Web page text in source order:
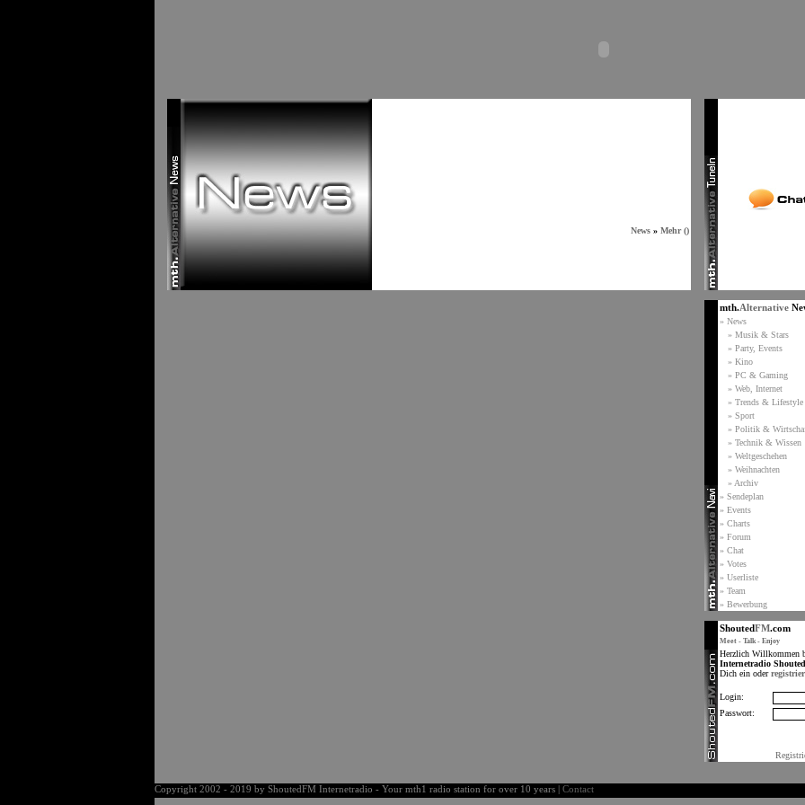
News » Mehr ()
mth.Alternative
» News
» Musik & Stars
» Party, Events
» Kino
» PC & Gaming
» Web, Internet
» Trends & Lifestyle
» Sport
» Politik &
» Technik & Wissen
» Weltgeschehen
» Weihnachten
» Archiv
» Sendeplan
» Events
» Charts
» Forum
» Chat
» Votes
» Userliste
» Team
» Bewerbung
ShoutedFM.com
Meet - Talk - Enjoy
Herzlich Willkommen
Internetradio Shouted
Dich ein oder
Login:
Passwort:
Copyright 2002 - 2019 by ShoutedFM Internetradio - Your mth1 radio station for over 10 years | Contact